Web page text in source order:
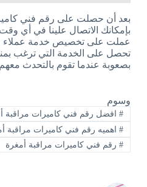
بعد أن حصلت على رقم فني
بإمكانك الاتصال علينا في أي
عملت على تخصيص خدمة عملاء
تحصل على الخدمة التي ترغب
بصعوبة عندما تقوم بالتحدث
وسوم
#افضل رقم فني كاميرات مراقبة
#اهميه رقم فني كاميرات مراقبة
#رقم فني كاميرات مراقبة أمغرة